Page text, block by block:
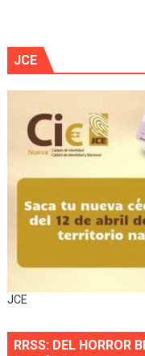
JCE
JCE
RRSS: DEL HORROR